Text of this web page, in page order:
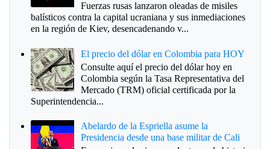
Fuerzas rusas lanzaron oleadas de misiles
balísticos contra la capital ucraniana y sus inmediaciones
en la región de Kiev, desencadenando v...
El precio del dólar en Colombia para HOY
Consulte aquí el precio del dólar hoy en
Colombia según la Tasa Representativa del
Mercado (TRM) oficial certificada por la
Superintendencia...
Abelardo de la Espriella asume la
Presidencia desde una base militar de Cali